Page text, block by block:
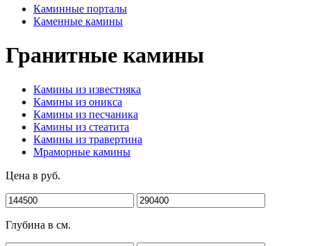
Каминные порталы
Каменные камины
Гранитные камины
Камины из известняка
Камины из оникса
Камины из песчаника
Камины из стеатита
Камины из травертина
Мраморные камины
Цена в руб.
Глубина в см.